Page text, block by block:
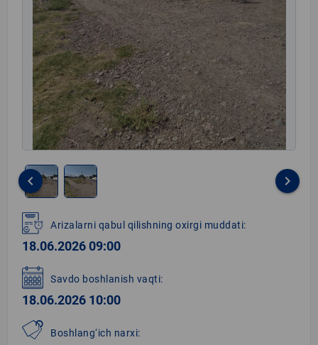
1
of
2
keyboard_arrow_left keyboard_arrow_right
Arizalarni qabul qilishning oxirgi muddati:
18.06.2026 09:00
Savdo boshlanish vaqti:
18.06.2026 10:00
Boshlang‘ich narxi: